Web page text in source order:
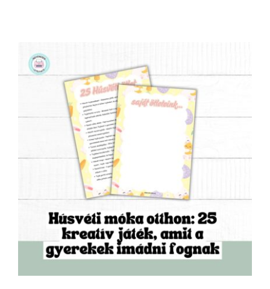
Húsvéti móka otthon: 25 kreatív játék, amit
a gyerekek imádni fognak